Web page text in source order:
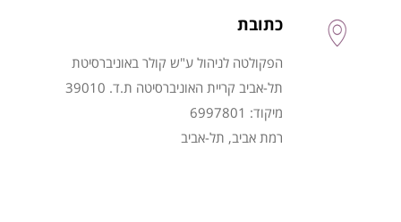
כתובת
הפקולטה לניהול ע"ש קולר באוניברסיטת
תל-אביב קריית האוניברסיטה ת.ד. 39010
מיקוד: 6997801
רמת אביב, תל-אביב